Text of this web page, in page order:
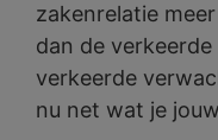
zakenrelatie
dan de
verkeerde
nu net wat je